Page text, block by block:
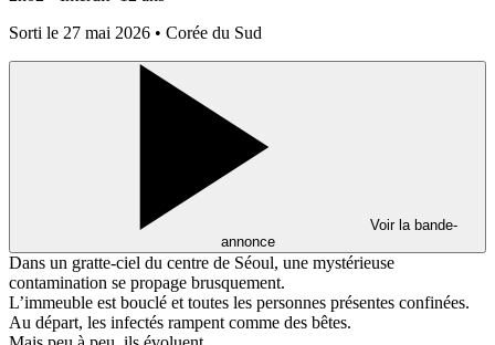
Sorti le 27 mai 2026 • Corée du Sud
Voir la bande-
annonce
Dans un gratte-ciel du centre de Séoul, une mystérieuse
contamination se propage brusquement.
L’immeuble est bouclé et toutes les personnes présentes confinées.
Au départ, les infectés rampent comme des bêtes.